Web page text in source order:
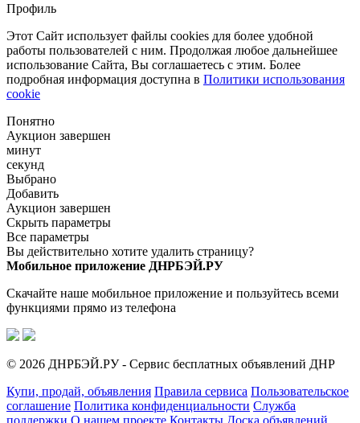
Профиль
Этот Сайт использует файлы cookies для более удобной
работы пользователей с ним. Продолжая любое дальнейшее
использование Сайта, Вы соглашаетесь с этим. Более
подробная информация доступна в Политики использования
cookie
Понятно
Аукцион завершен
минут
секунд
Выбрано
Добавить
Аукцион завершен
Скрыть параметры
Все параметры
Вы действительно хотите удалить страницу?
Мобильное приложение ДНРБЭЙ.РУ
Скачайте наше мобильное приложение и пользуйтесь всеми
функциями прямо из телефона
© 2026 ДНРБЭЙ.РУ - Сервис бесплатных объявлений ДНР
Купи, продай, объявления Правила сервиса Пользовательское
соглашение Политика конфиденциальности Служба
поддержки О нашем проекте Контакты Доска объявлений